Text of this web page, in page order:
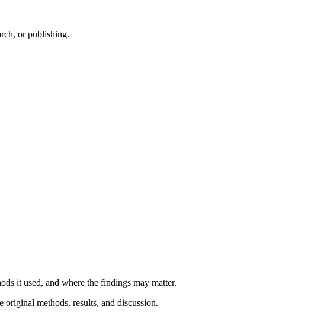
or publishing.
it used, and where the findings may matter.
methods, results, and discussion.